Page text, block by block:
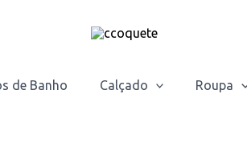
de Banho Calçado Roupa